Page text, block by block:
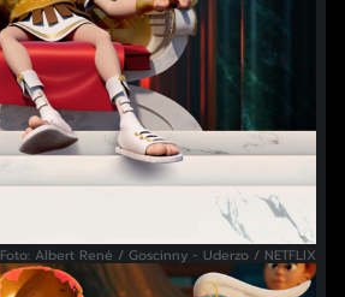
Foto: Albert René / Goscinny - Uderzo / NETFLIX